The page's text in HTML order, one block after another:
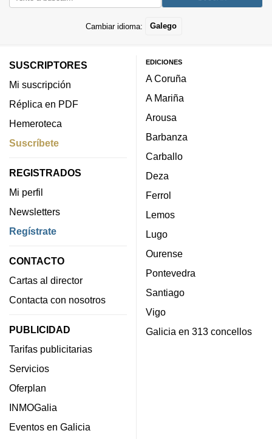
Cambiar idioma: Galego
SUSCRIPTORES
Mi suscripción
Réplica en PDF
Hemeroteca
Suscríbete
REGISTRADOS
Mi perfil
Newsletters
Regístrate
CONTACTO
Cartas al director
Contacta con nosotros
PUBLICIDAD
Tarifas publicitarias
Servicios
Oferplan
INMOGalia
Eventos en Galicia
EDICIONES
A Coruña
A Mariña
Arousa
Barbanza
Carballo
Deza
Ferrol
Lemos
Lugo
Ourense
Pontevedra
Santiago
Vigo
Galicia en 313 concellos